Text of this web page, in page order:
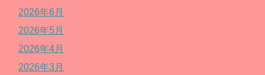
2026年6月
2026年5月
2026年4月
2026年3月